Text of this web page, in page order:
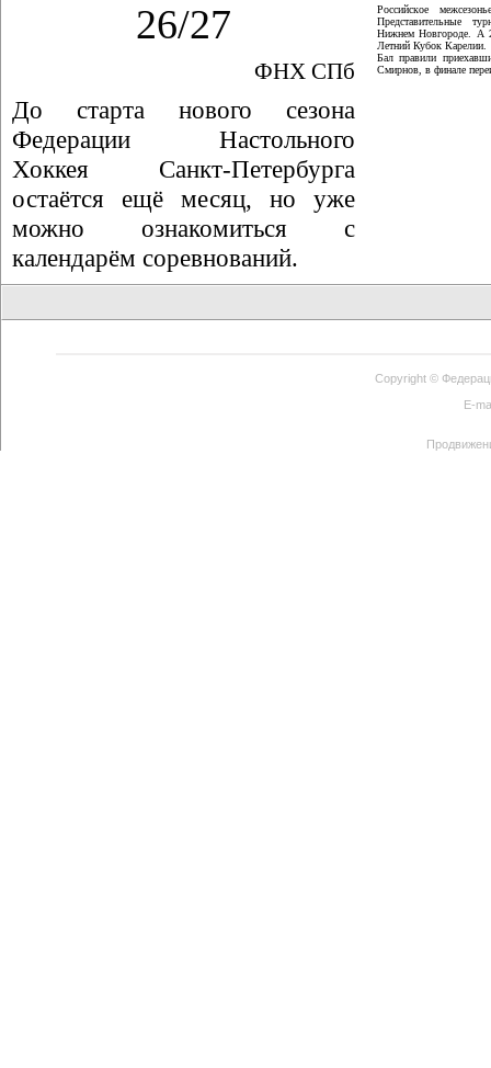
26/27
ФНХ СПб
До старта нового сезона
Федерации Настольного
Хоккея Санкт-Петербурга
остаётся ещё месяц, но уже
можно ознакомиться с
календарём соревнований.
Российское
Представительные
Нижнем Новгороде. А
Летний Кубок Карелии.
Бал правили
Смирнов, в финале
Copyright ©
E-